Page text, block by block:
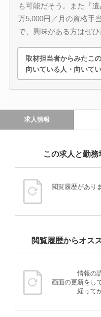
も可能だそう。また『
万5,000円／月の資格手
で、興味がある方はぜひ
取材担当者からみたこ
向いている人・向いて
求人情報
この求人と勤
閲覧履歴があり
閲覧履歴からオス
情報の
画面の更新をし
経って